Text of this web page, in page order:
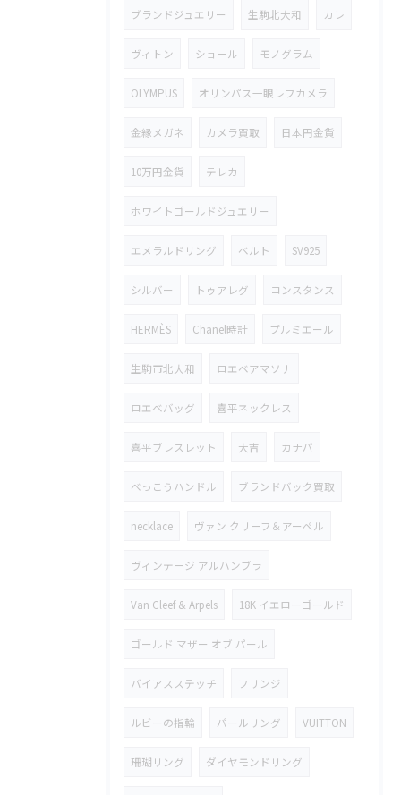
ブランドジュエリー 生駒北大和 カレ
ヴィトン ショール モノグラム
OLYMPUS オリンパス一眼レフカメラ
金縁メガネ カメラ買取 日本円金貨
10万円金貨 テレカ
ホワイトゴールドジュエリー
エメラルドリング ベルト SV925
シルバー トゥアレグ コンスタンス
HERMÈS Chanel時計 プルミエール
生駒市北大和 ロエベアマソナ
ロエベバッグ 喜平ネックレス
喜平ブレスレット 大吉 カナパ
べっこうハンドル ブランドバック買取
necklace ヴァン クリーフ＆アーペル
ヴィンテージ アルハンブラ
Van Cleef & Arpels 18K イエローゴールド
ゴールド マザー オブ パール
バイアスステッチ フリンジ
ルビーの指輪 パールリング VUITTON
珊瑚リング ダイヤモンドリング